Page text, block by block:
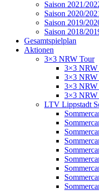
Saison 2021/
Saison 2020/
Saison 2019/
Saison 2018/
Gesamtspielplan
Aktionen
3×3 NRW Tour
3×3 NRW
3×3 NRW
3×3 NRW
3×3 NRW
LTV Lippstadt